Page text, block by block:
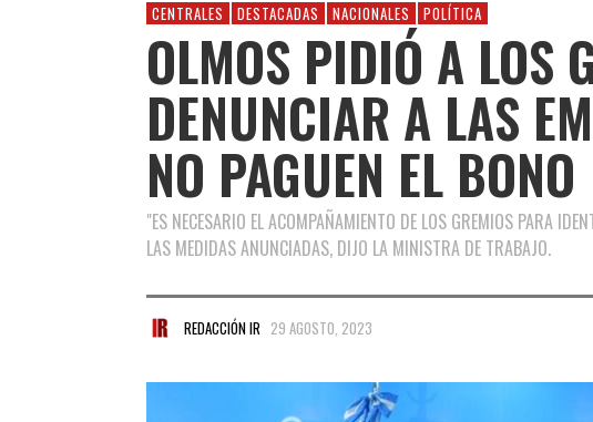
CENTRALES DESTACADAS NACIONALES POLÍTICA
OLMOS PIDIÓ A LOS
DENUNCIAR A LAS
NO PAGUEN EL BONO
"ES NECESARIO EL ACOMPAÑAMIENTO DE LOS GREMIOS PARA
LAS MEDIDAS ANUNCIADAS, DIJO LA MINISTRA DE TRABAJO.
REDACCIÓN IR 29 AGOSTO, 2023